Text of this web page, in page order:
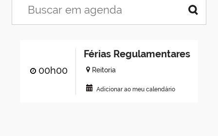
00h00
Férias Regulamentares
Reitoria
Adicionar ao meu calendário